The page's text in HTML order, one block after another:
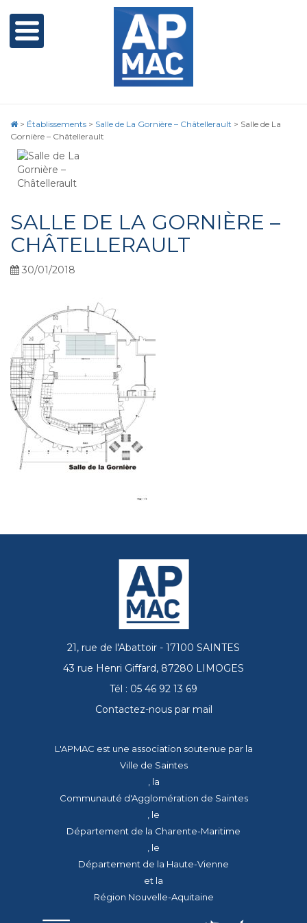
> Établissements > Salle de La Gornière – Châtellerault > Salle de La
Gornière – Châtellerault
SALLE DE LA GORNIÈRE –
CHÂTELLERAULT
30/01/2018
21, rue de l'Abattoir - 17100 SAINTES
43 rue Henri Giffard, 87280 LIMOGES
Tél : 05 46 92 13 69
Contactez-nous par mail
L'APMAC est une association soutenue par la
Ville de Saintes
, la
Communauté d'Agglomération de Saintes
, le
Département de la Charente-Maritime
, le
Département de la Haute-Vienne
et la
Région Nouvelle-Aquitaine